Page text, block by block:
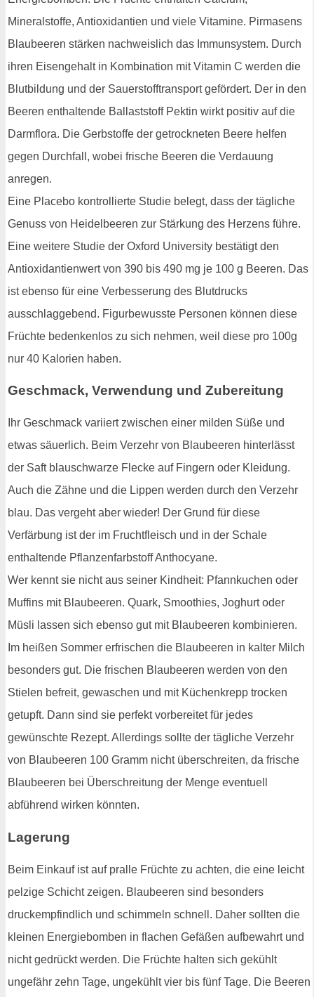
Mineralstoffe, Antioxidantien und viele Vitamine. Pirmasens
Blaubeeren stärken nachweislich das Immunsystem. Durch
ihren Eisengehalt in Kombination mit Vitamin C werden die
Blutbildung und der Sauerstofftransport gefördert. Der in den
Beeren enthaltende Ballaststoff Pektin wirkt positiv auf die
Darmflora. Die Gerbstoffe der getrockneten Beere helfen
gegen Durchfall, wobei frische Beeren die Verdauung
anregen.
Eine Placebo kontrollierte Studie belegt, dass der tägliche
Genuss von Heidelbeeren zur Stärkung des Herzens führe.
Eine weitere Studie der Oxford University bestätigt den
Antioxidantienwert von 390 bis 490 mg je 100 g Beeren. Das
ist ebenso für eine Verbesserung des Blutdrucks
ausschlaggebend. Figurbewusste Personen können diese
Früchte bedenkenlos zu sich nehmen, weil diese pro 100g
nur 40 Kalorien haben.
Geschmack, Verwendung und Zubereitung
Ihr Geschmack variiert zwischen einer milden Süße und
etwas säuerlich. Beim Verzehr von Blaubeeren hinterlässt
der Saft blauschwarze Flecke auf Fingern oder Kleidung.
Auch die Zähne und die Lippen werden durch den Verzehr
blau. Das vergeht aber wieder! Der Grund für diese
Verfärbung ist der im Fruchtfleisch und in der Schale
enthaltende Pflanzenfarbstoff Anthocyane.
Wer kennt sie nicht aus seiner Kindheit: Pfannkuchen oder
Muffins mit Blaubeeren. Quark, Smoothies, Joghurt oder
Müsli lassen sich ebenso gut mit Blaubeeren kombinieren.
Im heißen Sommer erfrischen die Blaubeeren in kalter Milch
besonders gut. Die frischen Blaubeeren werden von den
Stielen befreit, gewaschen und mit Küchenkrepp trocken
getupft. Dann sind sie perfekt vorbereitet für jedes
gewünschte Rezept. Allerdings sollte der tägliche Verzehr
von Blaubeeren 100 Gramm nicht überschreiten, da frische
Blaubeeren bei Überschreitung der Menge eventuell
abführend wirken könnten.
Lagerung
Beim Einkauf ist auf pralle Früchte zu achten, die eine leicht
pelzige Schicht zeigen. Blaubeeren sind besonders
druckempfindlich und schimmeln schnell. Daher sollten die
kleinen Energiebomben in flachen Gefäßen aufbewahrt und
nicht gedrückt werden. Die Früchte halten sich gekühlt
ungefähr zehn Tage, ungekühlt vier bis fünf Tage. Die Beeren